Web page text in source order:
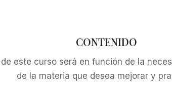
CONTENIDO
este curso será en función de la
de la materia que desea mejorar y